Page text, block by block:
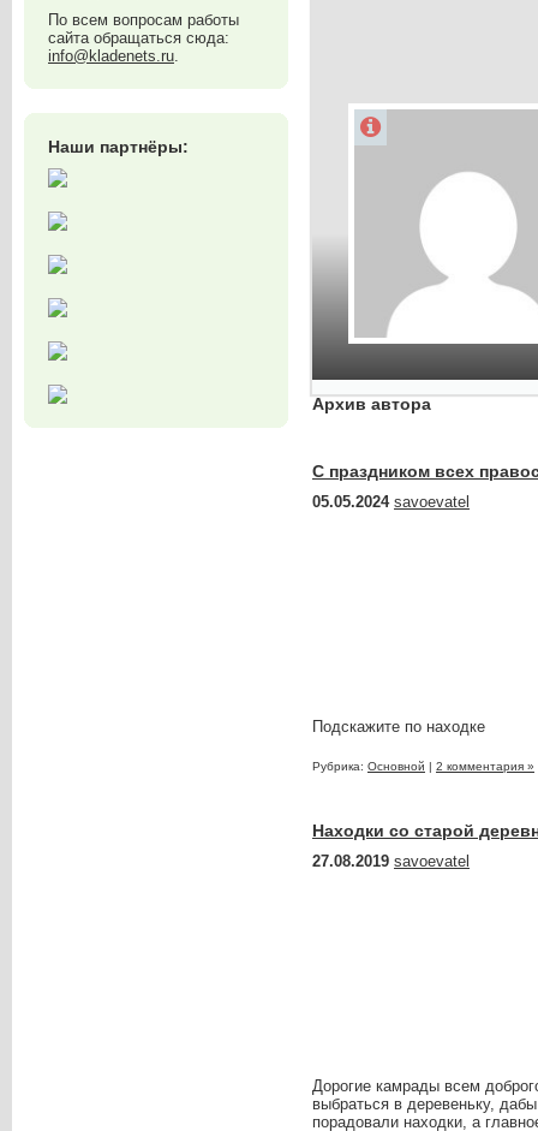
По всем вопросам работы
сайта обращаться сюда:
info@kladenets.ru.
Наши партнёры:
Архив автора
С праздником всех
05.05.2024 savoevatel
Подскажите по находке
Рубрика: Основной | 2 комментария »
Находки со старой
27.08.2019 savoevatel
Дорогие камрады всем
выбраться в деревеньку,
порадовали находки, а